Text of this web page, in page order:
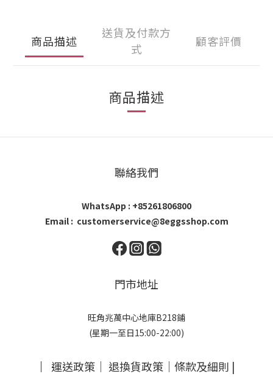
商品描述
送貨及付款方
式
顧客評價
商品描述
聯絡我們
WhatsApp : +85261806800
Email : customerservice@8eggsshop.com
門市地址
旺角兆萬中心地庫B218鋪
(星期一至日15:00-22:00)
｜ 運送政策 ｜ 退換貨政策 ｜ 條款及細則 |